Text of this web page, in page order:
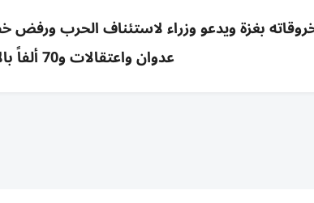
بغزة ويدعو وزراء لاستئناف الحرب
عدوان واعتقالات و70 ألفاً بالأقصى